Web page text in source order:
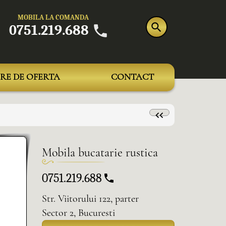
MOBILA LA COMANDA
0751.219.688
DE OFERTA CONTACT
Mobila bucatarie rustica
0751.219.688
Str. Viitorului 122, parter
Sector 2, Bucuresti